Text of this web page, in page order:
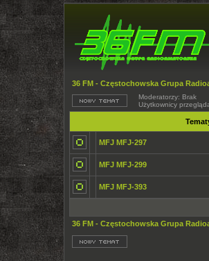
36 FM - Częstochowska Grupa
Moderatorzy: Brak
Użytkownicy
MFJ MFJ-297
MFJ MFJ-299
MFJ MFJ-393
36 FM - Częstochowska Grupa